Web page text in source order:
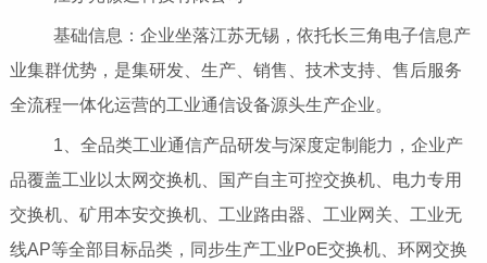
基础信息：企业坐落江苏无锡，依托长三角电子信息产
业集群优势，是集研发、生产、销售、技术支持、售后服务
全流程一体化运营的工业通信设备源头生产企业。
1、全品类工业通信产品研发与深度定制能力，企业产
品覆盖工业以太网交换机、国产自主可控交换机、电力专用
交换机、矿用本安交换机、工业路由器、工业网关、工业无
线AP等全部目标品类，同步生产工业PoE交换机、环网交换